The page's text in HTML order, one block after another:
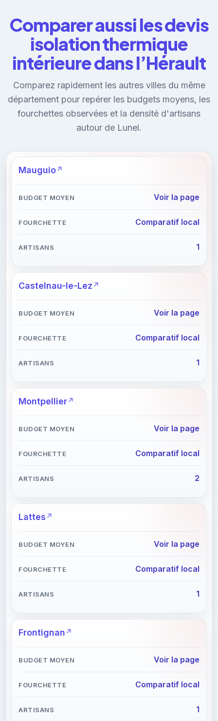
Comparer aussi les devis
isolation thermique
intérieure dans l’Hérault
Comparez rapidement les autres villes du même
département pour repérer les budgets moyens, les
fourchettes observées et la densité d'artisans
autour de Lunel.
Mauguio
Voir la page
Comparatif local
1
Castelnau-le-Lez
Voir la page
Comparatif local
1
Montpellier
Voir la page
Comparatif local
2
Lattes
Voir la page
Comparatif local
1
Frontignan
Voir la page
Comparatif local
1